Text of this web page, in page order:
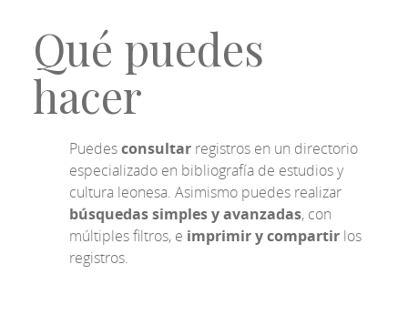
Qué puedes
hacer
Puedesconsultar registros en un directorio
especializado en bibliografía de estudios y
cultura leonesa. Asimismo puedes realizar
búsquedas simples y avanzadas, con
múltiples filtros, e imprimir y compartir los
registros.